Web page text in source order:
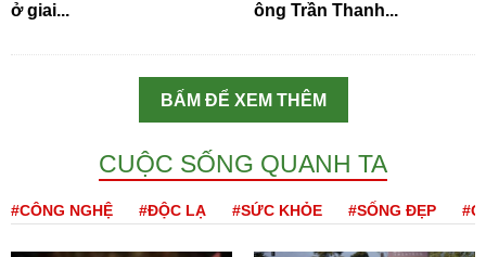
ở giai...
ông Trần Thanh...
BẤM ĐỂ XEM THÊM
CUỘC SỐNG QUANH TA
#CÔNG NGHỆ #ĐỘC LẠ #SỨC KHỎE #SỐNG ĐẸP